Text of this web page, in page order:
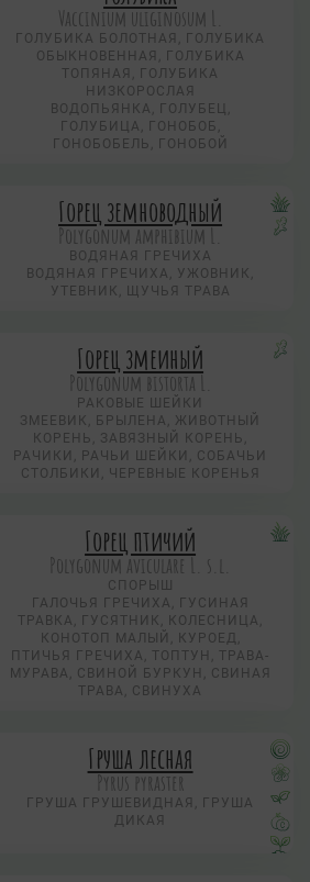
Vaccinium uliginosum L.
ГОЛУБИКА БОЛОТНАЯ, ГОЛУБИКА
ОБЫКНОВЕННАЯ, ГОЛУБИКА
ТОПЯНАЯ, ГОЛУБИКА
НИЗКОРОСЛАЯ
ВОДОПЬЯНКА, ГОЛУБЕЦ,
ГОЛУБИЦА, ГОНОБОБ,
ГОНОБОБЕЛЬ, ГОНОБОЙ
Горец земноводный
Polygonum amphibium L.
ВОДЯНАЯ ГРЕЧИХА
ВОДЯНАЯ ГРЕЧИХА, УЖОВНИК,
УТЕВНИК, ЩУЧЬЯ ТРАВА
Горец змеиный
Polygonum bistorta L.
РАКОВЫЕ ШЕЙКИ
ЗМЕЕВИК, БРЫЛЕНА, ЖИВОТНЫЙ
КОРЕНЬ, ЗАВЯЗНЫЙ КОРЕНЬ,
РАЧИКИ, РАЧЬИ ШЕЙКИ, СОБАЧЬИ
СТОЛБИКИ, ЧЕРЕВНЫЕ КОРЕНЬЯ
Горец птичий
Polygonum aviculare L. s.l.
СПОРЫШ
ГАЛОЧЬЯ ГРЕЧИХА, ГУСИНАЯ
ТРАВКА, ГУСЯТНИК, КОЛЕСНИЦА,
КОНОТОП МАЛЫЙ, КУРОЕД,
ПТИЧЬЯ ГРЕЧИХА, ТОПТУН, ТРАВА-
МУРАВА, СВИНОЙ БУРКУН, СВИНАЯ
ТРАВА, СВИНУХА
Груша лесная
Pyrus pyraster
ГРУША ГРУШЕВИДНАЯ, ГРУША
ДИКАЯ